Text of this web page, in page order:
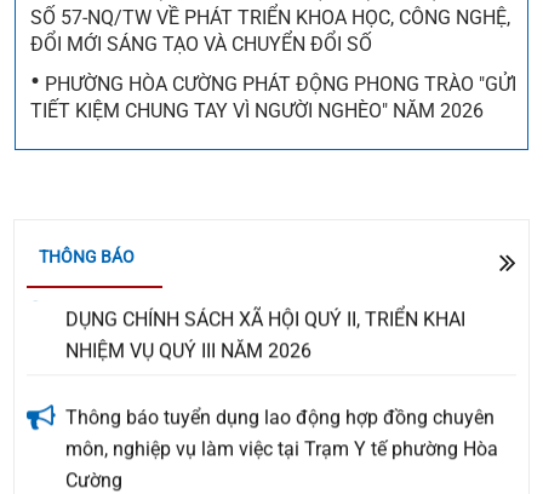
SỐ 57-NQ/TW VỀ PHÁT TRIỂN KHOA HỌC, CÔNG NGHỆ,
ĐỔI MỚI SÁNG TẠO VÀ CHUYỂN ĐỔI SỐ
• PHƯỜNG HÒA CƯỜNG PHÁT ĐỘNG PHONG TRÀO "GỬI
TIẾT KIỆM CHUNG TAY VÌ NGƯỜI NGHÈO" NĂM 2026
THÔNG BÁO
CỦA BỘ TRƯỞNG BỘ TÀI CHÍNH TRONG LĨNH VỰC
PHƯỜNG HÒA CƯỜNG: ĐÁNH GIÁ KẾT QUẢ TÍN
DỤNG CHÍNH SÁCH XÃ HỘI QUÝ II, TRIỂN KHAI
NHIỆM VỤ QUÝ III NĂM 2026
môn, nghiệp vụ làm việc tại Trạm Y tế phường Hòa
Cường